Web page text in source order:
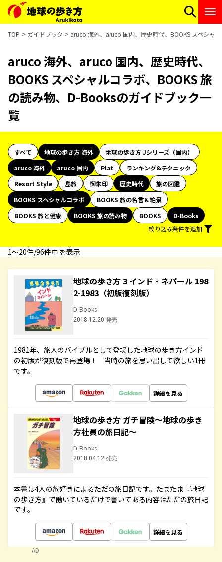
TOP ガイドブック aruco 海外、aruco 国内、歴史時代、BOOKS スペシャ
aruco 海外、aruco 国内、歴史時代、
BOOKS スペシャルコラボ、BOOKS 旅
の読み物、D-Booksのガイドブック一
覧
すべて 地球の歩き方 海外
地球の歩き方 Jシリーズ（国内）
aruco 海外
aruco 国内 Plat
ランキング&テクニック
Resort Style
島旅 御朱印 歴史時代
旅の図鑑
BOOKS スペシャルコラボ
BOOKS 旅の名言＆絶景
BOOKS 旅と健康
BOOKS 旅の読み物 BOOKS
D-Books
絞り込み条件を追加
1〜20件/96件中 を表示
地球の歩き方 3 インド・ネパール 198
2-1983（初版復刻版）
D-Books
2018.12.20 発売
1981年、旅人のバイブルとして登場した地球の歩き方インド
の初版が復刻版で再登場！ 当時の旅を思い出して欲しい1冊
です。
詳細を見る
地球の歩き方 ガチ冒険～地球の歩き
方社員の旅日記～
D-Books
2018.04.12 発売
本書は4人の旅好きによるただの旅日記です。たまたま『地球
の歩き方』で働いているだけで書いてある内容はただの旅日記
です。
詳細を見る
AD